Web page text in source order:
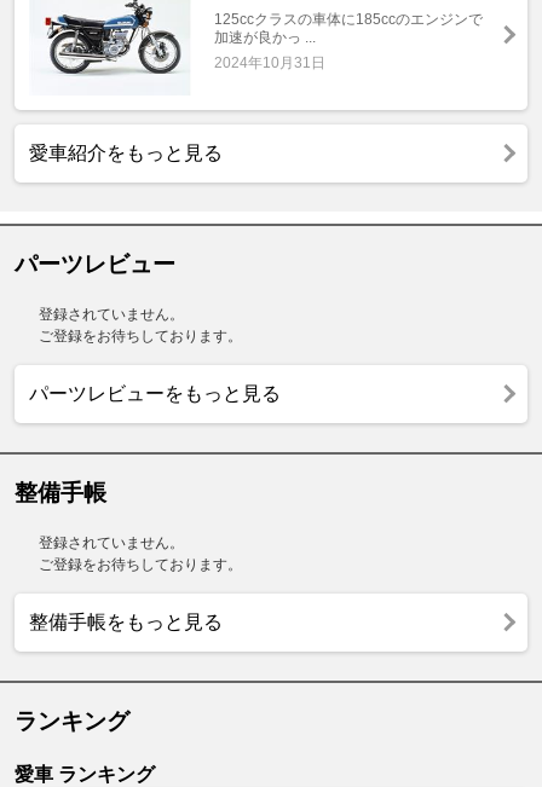
125ccクラスの車体に185ccのエンジンで
加速が良かっ ...
2024年10月31日
愛車紹介をもっと見る
パーツレビュー
登録されていません。
ご登録をお待ちしております。
パーツレビューをもっと見る
整備手帳
登録されていません。
ご登録をお待ちしております。
整備手帳をもっと見る
ランキング
愛車 ランキング